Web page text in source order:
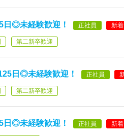
◎未経験歓迎！ 正社員 新着
第二新卒歓迎
日◎未経験歓迎！ 正社員
第二新卒歓迎
◎未経験歓迎！ 正社員 新着